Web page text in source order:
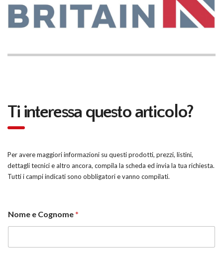
Ti interessa questo articolo?
Per avere maggiori informazioni su questi prodotti, prezzi, listini,
dettagli tecnici e altro ancora, compila la scheda ed invia la tua richiesta.
Tutti i campi indicati sono obbligatori e vanno compilati.
Nome e Cognome*